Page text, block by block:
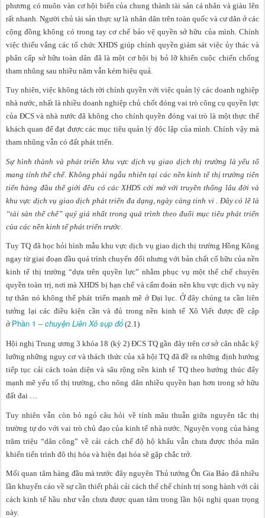
phương có muôn vàn cơ hội biến của chung thành tài sản cá nhân và giàu lên
rất nhanh. Người chủ tài sản thực sự là nhân dân trên toàn quốc và cư dân ở các
cộng đồng không có trong tay cơ chế bảo vệ quyền sở hữu của mình. Chính
việc thiếu vắng các tổ chức XHDS giúp chính quyền giám sát việc ủy thác và
phân cấp sở hữu toàn dân đã là một cơ hội bị bỏ lỡ khiến cuộc chiến chống
tham nhũng sau nhiều năm vẫn kém hiệu quả.
Tuy nhiên, việc không tách rời chính quyền với việc quản lý các doanh nghiệp
nhà nước, nhất là nhiều doanh nghiệp chủ chốt đóng vai trò công cụ quyền lực
của ĐCS và nhà nước đã không cho chính quyền đóng vai trò là một thực thể
khách quan để đạt được các mục tiêu quản lý độc lập của mình. Chính vậy mà
tham nhũng vẫn có đất phát triển.
Sự hình thành và phát triển khu vực dịch vụ giao dịch thị trường là yếu tố
mang tính thể chế. Không phải ngẫu nhiên tại các nền kinh tế thị trường tiên
tiến hàng đầu thế giới đều có các XHDS cởi mở với truyền thống lâu đời và
khu vực dịch vụ giao dịch phát triển đa dạng, ngày càng tinh vi . Đây có lẽ là
“tài sản thể chế” quý giá nhất trong quá trình theo đuổi mục tiêu phát triển
của các nền kinh tế phát triển trước
Tuy TQ đã học hỏi hình mẫu khu vực dịch vụ giao dịch thị trường Hồng Kông
ngay từ giai đoạn đầu quá trình chuyển đổi nhưng với bản chất cố hữu của nền
kinh tế thị trường “dựa trên quyền lực” nhằm phục vụ một thể chế chuyên
quyền toàn trị, nơi mà XHDS bị hạn chế và cấm đoán nên khu vực dịch vụ này
tự thân nó không thể phát triển mạnh mẽ ở Đại lục. Ở đây chúng ta cần liên
tưởng lại các điều kiện cần và đủ trong nền kinh tế Xô Viết được đề cập
ở Phần 1 –chuyện Liên Xô sụp đổ (2.1)
Hội nghị Trung ương 3 khóa 18 (kỳ 2) ĐCS TQ gần đây trên cơ sở cân nhắc kỹ
lưỡng những nguy cơ và thách thức của xã hội TQ đã đề ra những định hướng
tiếp tục cải cách toàn diện và sâu rộng nền kinh tế TQ theo hướng thúc đẩy
mạnh mẽ yếu tố thị trường, cho nông dân nhiều quyền hạn hơn trong sở hữu
đất đai …
Tuy nhiên vẫn còn bỏ ngỏ câu hỏi về tính mâu thuẫn giữa nguyên tắc thị
trường tự do với vai trò chủ đạo của kinh tế nhà nước. Nguyện vọng của hàng
trăm triệu “dân công” về cải cách chế độ hộ khẩu vẫn chưa được thỏa mãn
khiến tiến trình đô thị hóa và hiện đại hóa sẽ gặp chắc trở.
Mối quan tâm hàng đầu mà trước đây nguyên Thủ tướng Ôn Gia Bảo đã nhiều
lần khuyến cáo về sự cần thiết phải cải cách thể chế chính trị song hành với cải
cách kinh tế hầu như vẫn chưa được quan tâm trong lần hội nghị quan trọng
này.